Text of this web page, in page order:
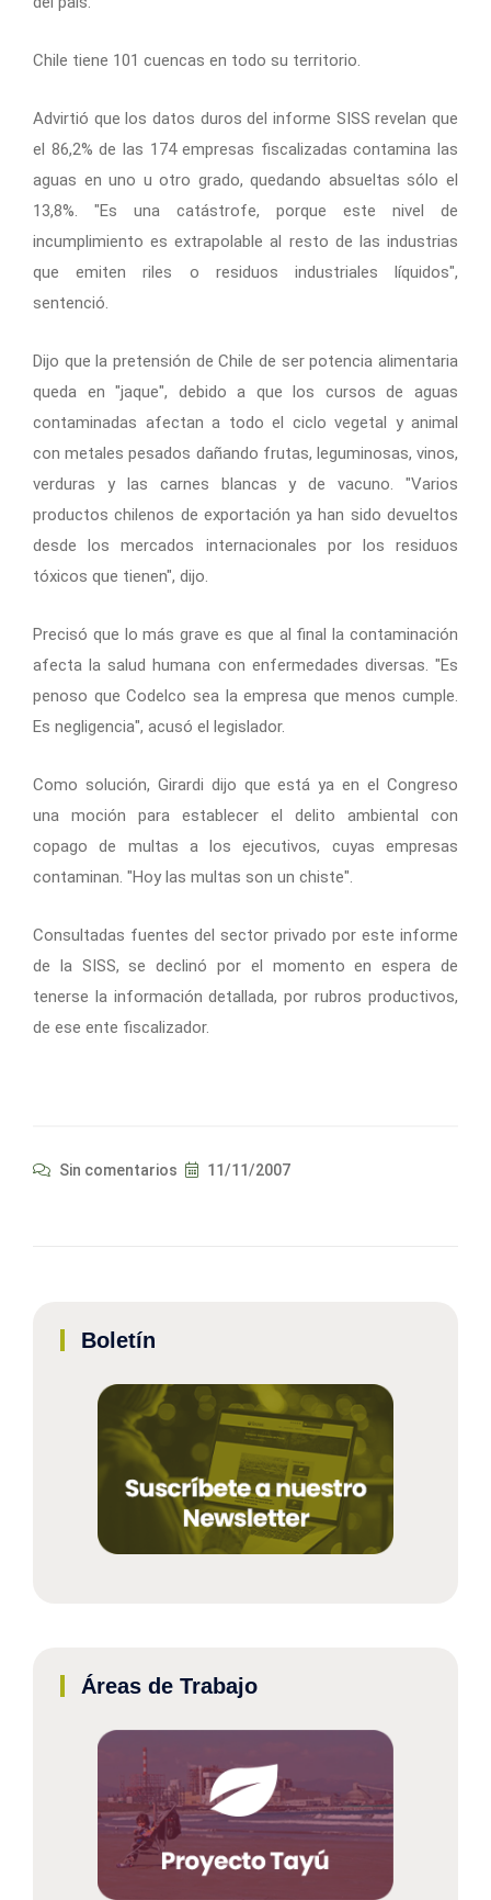
Chile tiene 101 cuencas en todo su territorio.
Advirtió que los datos duros del informe SISS revelan que
el 86,2% de las 174 empresas fiscalizadas contamina las
aguas en uno u otro grado, quedando absueltas sólo el
13,8%. "Es una catástrofe, porque este nivel de
incumplimiento es extrapolable al resto de las industrias
que emiten riles o residuos industriales líquidos",
sentenció.
Dijo que la pretensión de Chile de ser potencia alimentaria
queda en "jaque", debido a que los cursos de aguas
contaminadas afectan a todo el ciclo vegetal y animal
con metales pesados dañando frutas, leguminosas, vinos,
verduras y las carnes blancas y de vacuno. "Varios
productos chilenos de exportación ya han sido devueltos
desde los mercados internacionales por los residuos
tóxicos que tienen", dijo.
Precisó que lo más grave es que al final la contaminación
afecta la salud humana con enfermedades diversas. "Es
penoso que Codelco sea la empresa que menos cumple.
Es negligencia", acusó el legislador.
Como solución, Girardi dijo que está ya en el Congreso
una moción para establecer el delito ambiental con
copago de multas a los ejecutivos, cuyas empresas
contaminan. "Hoy las multas son un chiste".
Consultadas fuentes del sector privado por este informe
de la SISS, se declinó por el momento en espera de
tenerse la información detallada, por rubros productivos,
de ese ente fiscalizador.
Sin comentarios 11/11/2007
Boletín
Áreas de Trabajo